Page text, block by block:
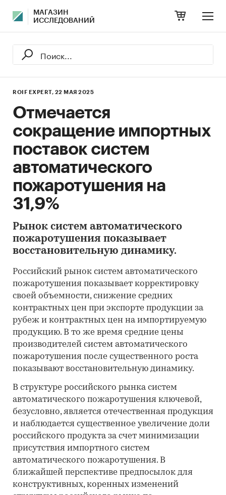
МАГАЗИН
ИССЛЕДОВАНИЙ
ROIF EXPERT, 22 МАЯ 2025
Отмечается
сокращение импортных
поставок систем
автоматического
пожаротушения на
31,9%
Рынок систем автоматического
пожаротушения показывает
восстановительную динамику.
Российский рынок систем автоматического
пожаротушения показывает корректировку
своей объемности, снижение средних
контрактных цен при экспорте продукции за
рубеж и контрактных цен на импортируемую
продукцию. В то же время средние цены
производителей систем автоматического
пожаротушения после существенного роста
показывают восстановительную динамику.
В структуре российского рынка систем
автоматического пожаротушения ключевой,
безусловно, является отечественная продукция
и наблюдается существенное увеличение доли
российского продукта за счет минимизации
присутствия импортного систем
автоматического пожаротушения. В
ближайшей перспективе предпосылок для
конструктивных, коренных изменений